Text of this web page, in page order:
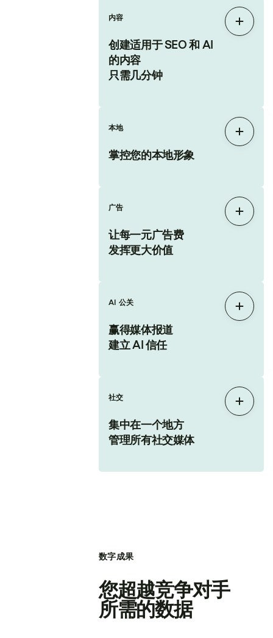
内容
创建适用于 SEO 和 AI
的内容
只需几分钟
展开
本地
掌控您的本地形象
展开
广告
让每一元广告费
发挥更大价值
展开
AI 公关
赢得媒体报道
建立 AI 信任
展开
社交
集中在一个地方
管理所有社交媒体
展开
数字成果
您超越竞争对手
所需的数据